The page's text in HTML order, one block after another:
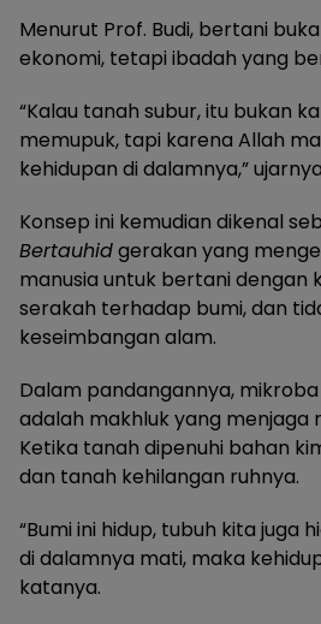
Menurut Prof. Budi, bertani
ekonomi, tetapi ibadah yang
“Kalau tanah subur, itu bukan
memupuk, tapi karena Allah
kehidupan di dalamnya,”
Konsep ini kemudian dikenal
Bertauhidgerakan yang
manusia untuk bertani dengan
serakah terhadap bumi, dan
keseimbangan alam.
Dalam pandangannya,
adalah makhluk yang menjaga
Ketika tanah dipenuhi bahan
dan tanah kehilangan ruhnya.
“Bumi ini hidup, tubuh kita juga
di dalamnya mati, maka
katanya.